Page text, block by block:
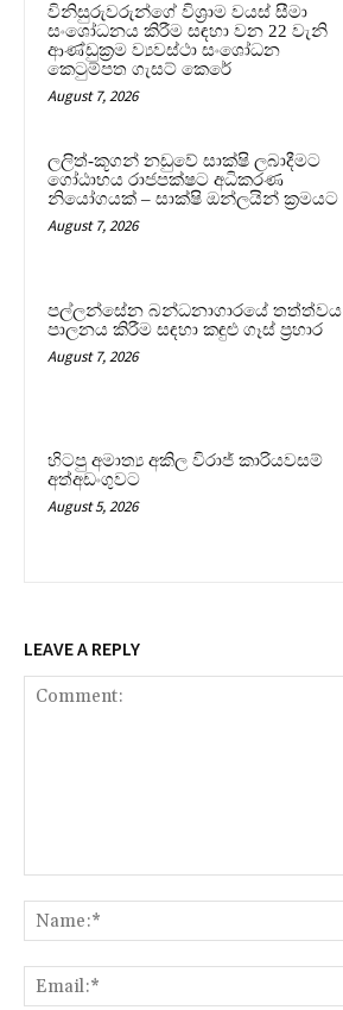
විනිසුරුවරුන්ගේ විශ්‍රාම වයස් සීමා
සංශෝධනය කිරීම සඳහා වන 22 වැනි
ආණ්ඩුක්‍රම ව්‍යවස්ථා සංශෝධන
කෙටුම්පත ගැසට් කෙරේ
August 7, 2026
ලලිත්-කූගන් නඩුවේ සාක්ෂි ලබාදීමට
ගෝඨාභය රාජපක්ෂට අධිකරණ
නියෝගයක් – සාක්ෂි ඔන්ලයින් ක්‍රමයට
August 7, 2026
පල්ලන්සේන බන්ධනාගාරයේ තත්ත්වය
පාලනය කිරීම සඳහා කඳුළු ගෑස් ප්‍රහාර
August 7, 2026
හිටපු අමාත්‍ය අකිල විරාජ් කාරියවසම්
අත්අඩංගුවට
August 5, 2026
LEAVE A REPLY